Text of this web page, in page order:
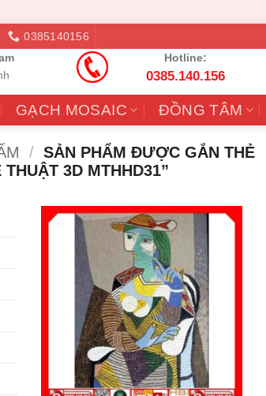
0385140156
Hotline:
0385.140.156
GẠCH MOSAIC ĐỒNG TÂM
/ SẢN PHẨM ĐƯỢC GẮN THẺ
3D MTHHD31”